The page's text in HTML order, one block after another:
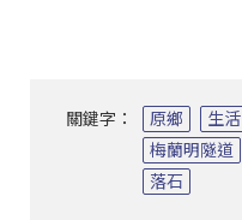
關鍵字： 原鄉 生活
梅蘭明隧道
落石